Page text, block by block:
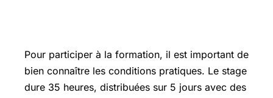
Pour participer à la formation, il est important de
bien connaître les conditions pratiques. Le stage
dure 35 heures, distribuées sur 5 jours avec des